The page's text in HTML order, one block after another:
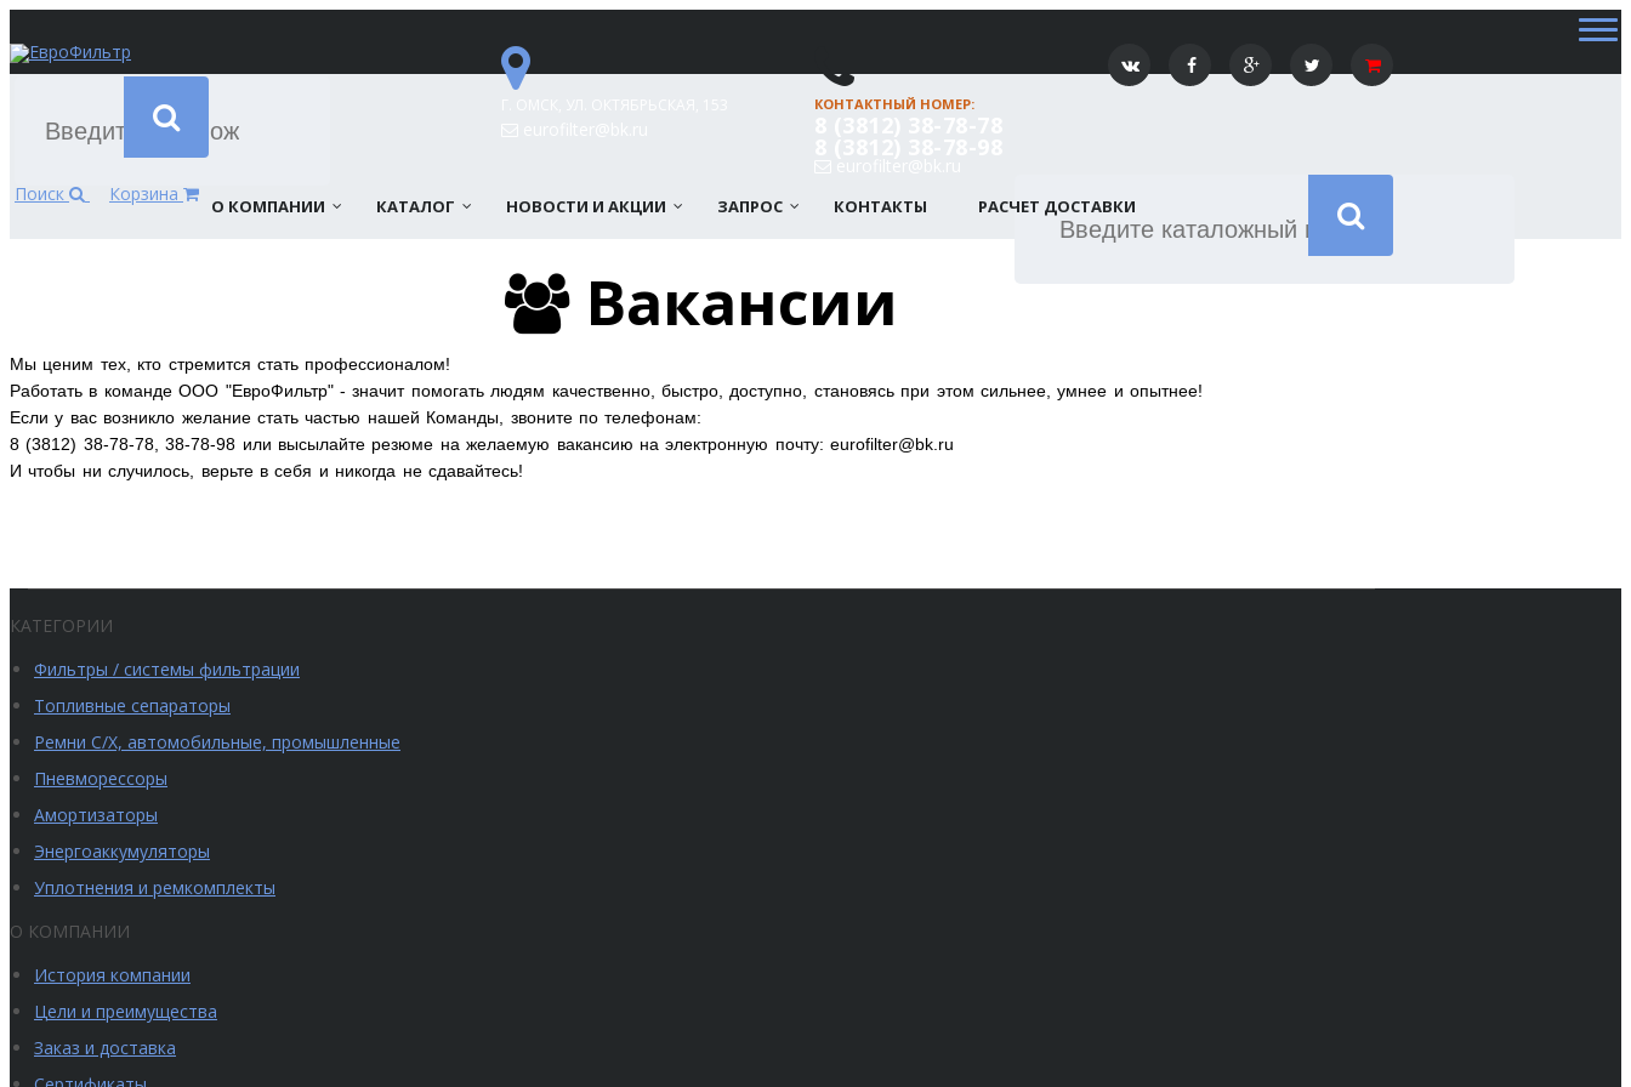
Поиск Корзина
КОНТАКТНЫЙ НОМЕР:
О КОМПАНИИ КАТАЛОГ НОВОСТИ И АКЦИИ ЗАПРОС КОНТАКТЫ РАСЧЕТ ДОСТАВКИ
Вакансии
Мы ценим тех, кто стремится стать профессионалом!
Работать в команде ООО "ЕвроФильтр" - значит помогать людям качественно, быстро, доступно, становясь при этом сильнее, умнее и опытнее!
Если у вас возникло желание стать частью нашей Команды, звоните по телефонам:
8 (3812) 38-78-78, 38-78-98 или высылайте резюме на желаемую вакансию на электронную почту: eurofilter@bk.ru
И чтобы ни случилось, верьте в себя и никогда не сдавайтесь!
КАТЕГОРИИ
Фильтры / системы фильтрации
Топливные сепараторы
Ремни С/Х, автомобильные, промышленные
Пневморессоры
Амортизаторы
Энергоаккумуляторы
Уплотнения и ремкомплекты
О КОМПАНИИ
История компании
Цели и преимущества
Заказ и доставка